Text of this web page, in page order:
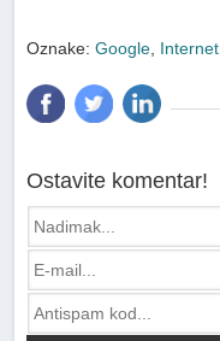
Oznake:Google Internet
Ostavite komentar!